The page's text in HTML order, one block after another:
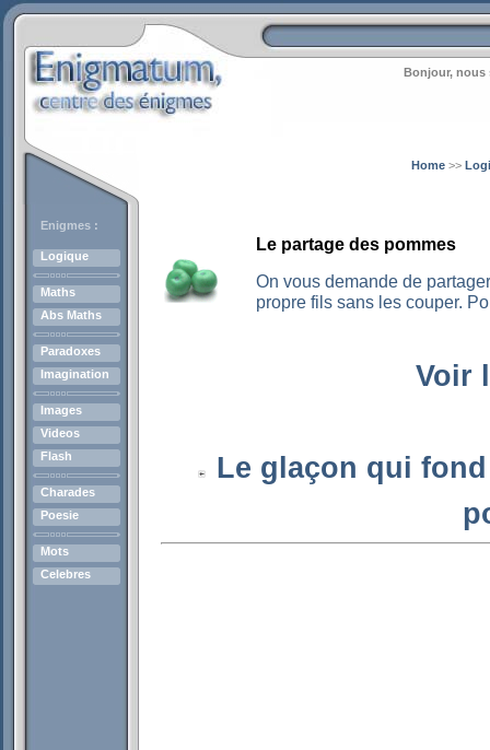
Bonjour, nous
Home>>
Enigmes :
Logique
Maths
Abs Maths
Paradoxes
Imagination
Images
Videos
Flash
Charades
Poesie
Mots
Celebres
Le partage des pommes
On vous demande de
propre fils sans les couper.
Voir
Le glaçon qui fond